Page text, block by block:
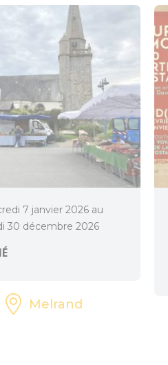
7 janvier 2026 au
30 décembre 2026
Melrand